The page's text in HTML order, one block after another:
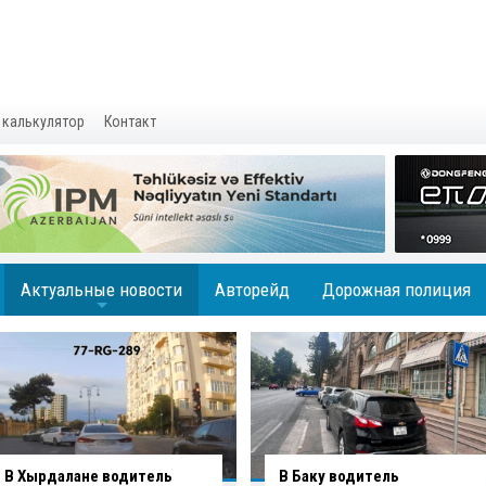
Контакт
Актуальные новости Авторейд Дорожная полиция
В Баку водитель
Вниманию водителей: на